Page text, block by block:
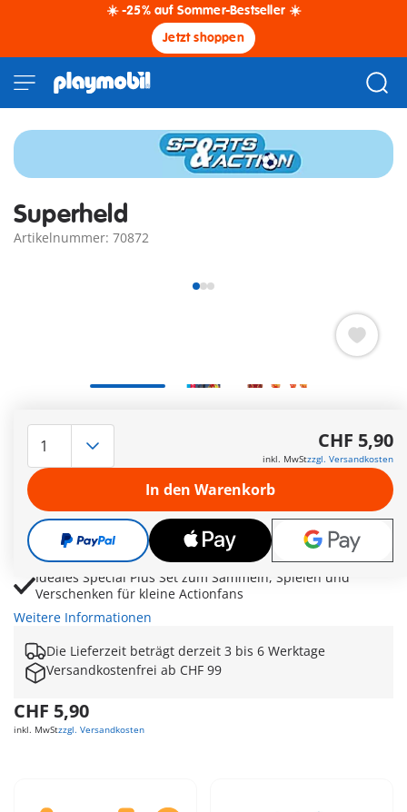
☀️ -25% auf Sommer-Bestseller ☀️
Jetzt shoppen
Superheld
Artikelnummer: 70872
Feuerbälle und leuchtende Feuerfontänen sorgen für
dynamische Abenteuer im Kinderzimmer
Fliegende Heldenszenen fördern fantasievolle
Geschichten rund um Mut, Stärke und Gerechtigkeit
Detailreiches Cape und handliches Zubehör unterstützen
kreative Rollenspiele mit Superkräften
Ideales Special Plus Set zum Sammeln, Spielen und
Verschenken für kleine Actionfans
Weitere Informationen
Die Lieferzeit beträgt derzeit 3 bis 6 Werktage
Versandkostenfrei ab CHF 99
CHF 5,90
inkl. MwStzzgl. Versandkosten
CHF 5,90
inkl. MwStzzgl. Versandkosten
In den Warenkorb